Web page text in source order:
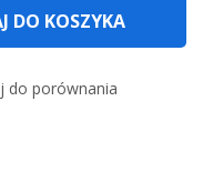
DO KOSZYKA
do porównania